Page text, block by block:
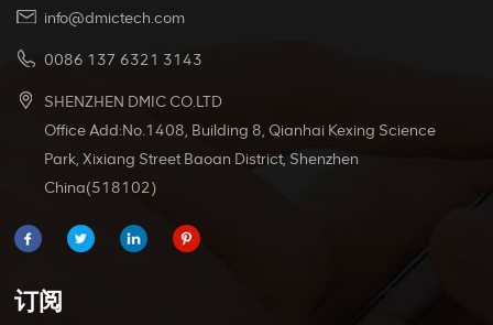
info@dmictech.com
0086 137 6321 3143
SHENZHEN DMIC CO.LTD
Office Add:No.1408, Building 8, Qianhai Kexing Science
Park, Xixiang Street Baoan District, Shenzhen
China(518102)
订阅